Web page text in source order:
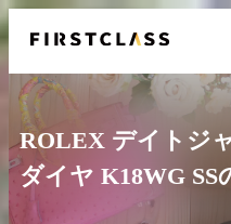
ROLEX デイトジ
ダイヤ K18WG SS